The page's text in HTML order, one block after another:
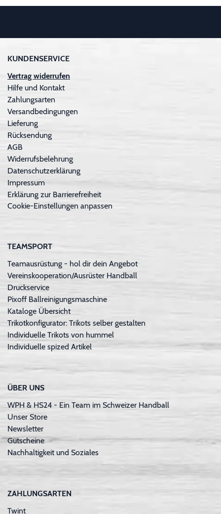
KUNDENSERVICE
Vertrag widerrufen
Hilfe und Kontakt
Zahlungsarten
Versandbedingungen
Lieferung
Rücksendung
AGB
Widerrufsbelehrung
Datenschutzerklärung
Impressum
Erklärung zur Barrierefreiheit
Cookie-Einstellungen anpassen
TEAMSPORT
Teamausrüstung - hol dir dein Angebot
Vereinskooperation/Ausrüster Handball
Druckservice
Pixoff Ballreinigungsmaschine
Kataloge Übersicht
Trikotkonfigurator: Trikots selber gestalten
Individuelle Trikots von hummel
Individuelle spized Artikel
ÜBER UNS
WPH & HS24 - Ein Team im Schweizer Handball
Unser Store
Newsletter
Gutscheine
Nachhaltigkeit und Soziales
ZAHLUNGSARTEN
Twint